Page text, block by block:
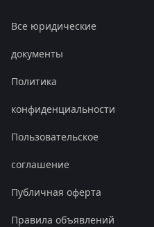
Все юридические
документы
Политика
конфиденциальности
Пользовательское
соглашение
Публичная оферта
Правила объявлений